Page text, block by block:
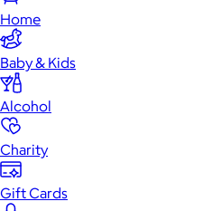
Home
Baby & Kids
Alcohol
Charity
Gift Cards